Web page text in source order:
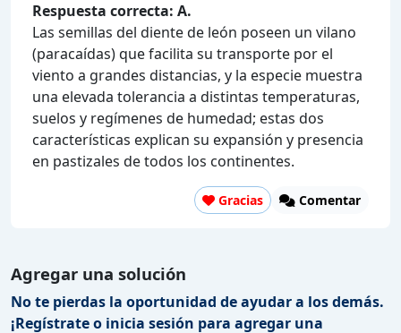
Respuesta correcta: A.
Las semillas del diente de león poseen un vilano
(paracaídas) que facilita su transporte por el
viento a grandes distancias, y la especie muestra
una elevada tolerancia a distintas temperaturas,
suelos y regímenes de humedad; estas dos
características explican su expansión y presencia
en pastizales de todos los continentes.
Gracias Comentar
Agregar una solución
No te pierdas la oportunidad de ayudar a los demás.
¡Regístrate o inicia sesión para agregar una